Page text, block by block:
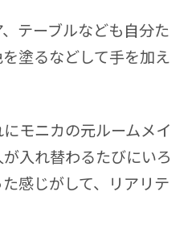
テーブルなども自分た
塗るなどして手を加え
モニカの元ルームメイ
入れ替わるたびにいろ
感じがして、リアリテ